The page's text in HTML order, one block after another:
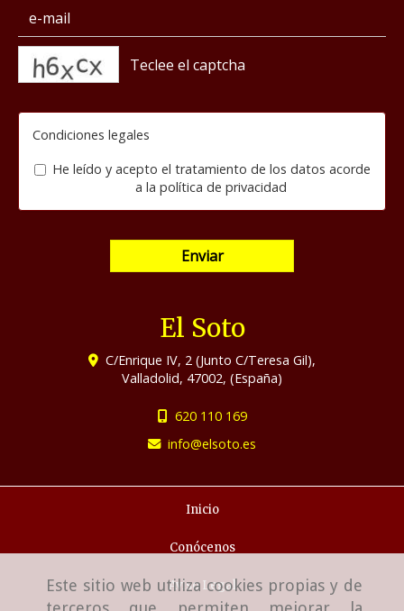
Este sitio web utiliza cookies propias y de
Condiciones legales
He leído y acepto el tratamiento de los datos acorde
a la política de privacidad
Enviar
El Soto
C/Enrique IV, 2 (Junto C/Teresa Gil),
Valladolid, 47002, (España)
620 110 169
info
elsoto.es
Inicio
Conócenos
Aviso Legal